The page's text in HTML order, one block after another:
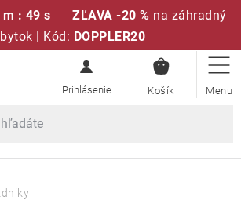
: 49 s ZĽAVA -20 % na záhradný
| Kód: DOPPLER20
KOŠÍK